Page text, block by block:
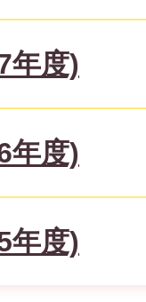
年度)
年度)
年度)